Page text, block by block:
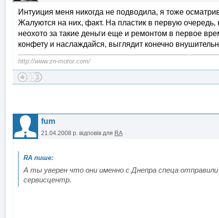
Интуиция меня никогда не подводила, я тоже
Жалуются на них, факт. На пластик в первую
неохото за такие деньги еще и ремонтом в первое
конфету и наслаждайся, выглядит конечно
http://www.zn-motor.com/
fum
21.04.2008 р. відповів для RA
А ты уверен что они именно с Днепра спеца
сервисцентр.